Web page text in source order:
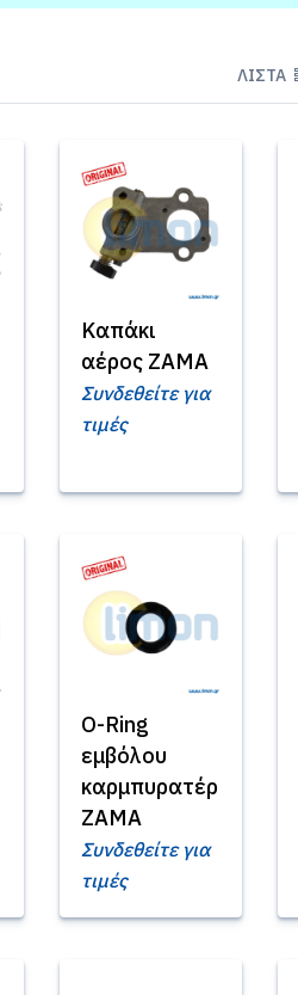
ΛΊΣΤΑ
Kαπάκι
αέρος ZAMA
Συνδεθείτε για
τιμές
O-Ring
εμβόλου
καρμπυρατέρ
ZAMA
Συνδεθείτε για
τιμές